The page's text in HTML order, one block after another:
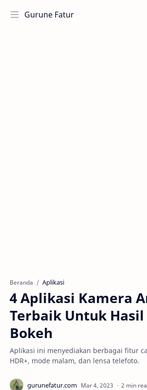
Gurune Fatur
Beranda Aplikasi
4 Aplikasi Kamera
Terbaik Untuk Hasil
Bokeh
Aplikasi ini menyediakan berbagai fitur
HDR+, mode malam, dan lensa telefoto.
2 min